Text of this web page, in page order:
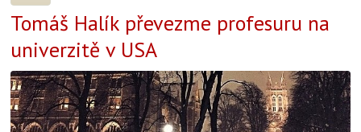
Tomáš Halík převezme profesuru na
univerzitě v USA